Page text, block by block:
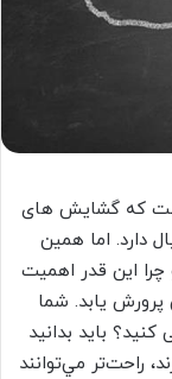
که گشایش های
دارد. اما همین
این قدر اهمیت
پرورش یابد. شما
باید بدانید
راحت‌تر مي‌توانند